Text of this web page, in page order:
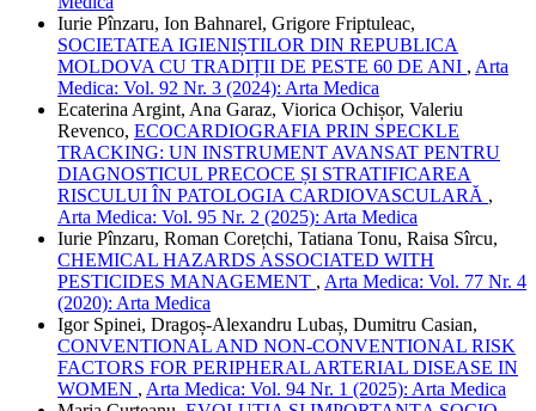
Iurie Pînzaru, Ion Bahnarel, Grigore Friptuleac,
SOCIETATEA IGIENIȘTILOR DIN REPUBLICA
MOLDOVA CU TRADIȚII DE PESTE 60 DE ANI , Arta
Medica: Vol. 92 Nr. 3 (2024): Arta Medica
Ecaterina Argint, Ana Garaz, Viorica Ochișor, Valeriu
Revenco, ECOCARDIOGRAFIA PRIN SPECKLE
TRACKING: UN INSTRUMENT AVANSAT PENTRU
DIAGNOSTICUL PRECOCE ȘI STRATIFICAREA
RISCULUI ÎN PATOLOGIA CARDIOVASCULARĂ ,
Arta Medica: Vol. 95 Nr. 2 (2025): Arta Medica
Iurie Pînzaru, Roman Corețchi, Tatiana Tonu, Raisa Sîrcu,
CHEMICAL HAZARDS ASSOCIATED WITH
PESTICIDES MANAGEMENT , Arta Medica: Vol. 77 Nr. 4
(2020): Arta Medica
Igor Spinei, Dragoș-Alexandru Lubaș, Dumitru Casian,
CONVENTIONAL AND NON-CONVENTIONAL RISK
FACTORS FOR PERIPHERAL ARTERIAL DISEASE IN
WOMEN , Arta Medica: Vol. 94 Nr. 1 (2025): Arta Medica